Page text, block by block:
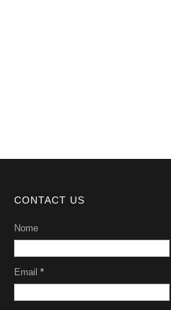
CONTACT US
Nome
Email *